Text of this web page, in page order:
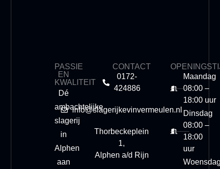
PASSIE
EN
KWALITEIT
Dé
ambachtelijke
slagerij
in
Alphen
aan
CONTACT
0172-
424886
info@slagerijkevinvermeulen.nl
Thorbeckeplein
1,
Alphen a/d Rijn
Maandag
08:00 –
18:00 uur
Dinsdag
08:00 –
18:00
uur